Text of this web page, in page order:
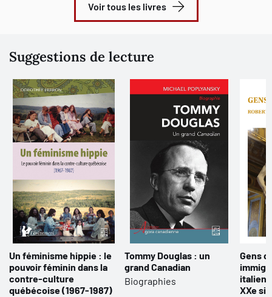
Voir tous les livres
Suggestions de lecture
Un féminisme hippie : le
pouvoir féminin dans la
contre-culture
québécoise (1967-1987)
Tommy Douglas : un
grand Canadian
Biographies
Gens
XXe